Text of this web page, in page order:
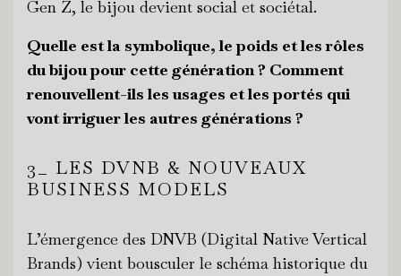
Gen Z, le bijou devient social et sociétal.
Quelle est la symbolique, le poids et les rôles
du bijou pour cette génération ? Comment
renouvellent-ils les usages et les portés qui
vont irriguer les autres générations ?
3_ LES DVNB & NOUVEAUX
BUSINESS MODELS
L’émergence des DNVB (Digital Native Vertical
Brands) vient bousculer le schéma historique du